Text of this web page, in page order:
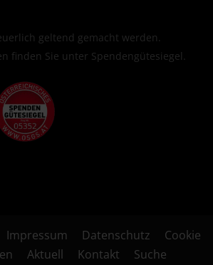
geltend gemacht werden.
finden Sie unter Spendengütesiegel
Impressum Datenschutz
Cookie
Aktuell Kontakt Suche